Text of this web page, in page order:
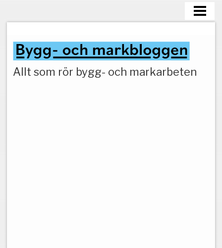
Allt som rör bygg- och markarbeten